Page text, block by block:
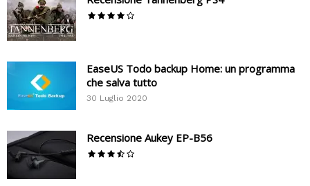
EaseUS Todo backup Home: un programma
che salva tutto
30 Luglio 2020
Recensione Aukey EP-B56